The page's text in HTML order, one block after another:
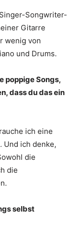
Songwriter-
Gitarre
wenig von
und Drums.
poppige Songs,
dass du das ein
ich eine
Und ich denke,
die
die
selbst